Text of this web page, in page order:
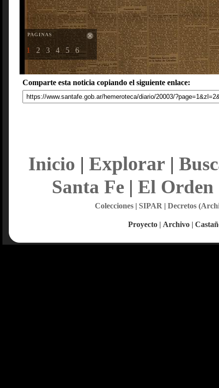
PAGINAS
1 2 3 4 5 6
Comparte esta noticia copiando el siguiente enlace:
Inicio | Explorar |
Santa Fe| El Orden
Colecciones| SIPAR | Decretos
Proyecto | Archivo |